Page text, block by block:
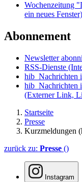
Wochenzeitung
ein neues Fenster)
Abonnement
Newsletter
RSS-Dienste
hib_Nachrichten
hib_Nachrichten
(Externer Link,
Startseite
Presse
Kurzmeldungen
zurück zu: Presse ()
Instagram